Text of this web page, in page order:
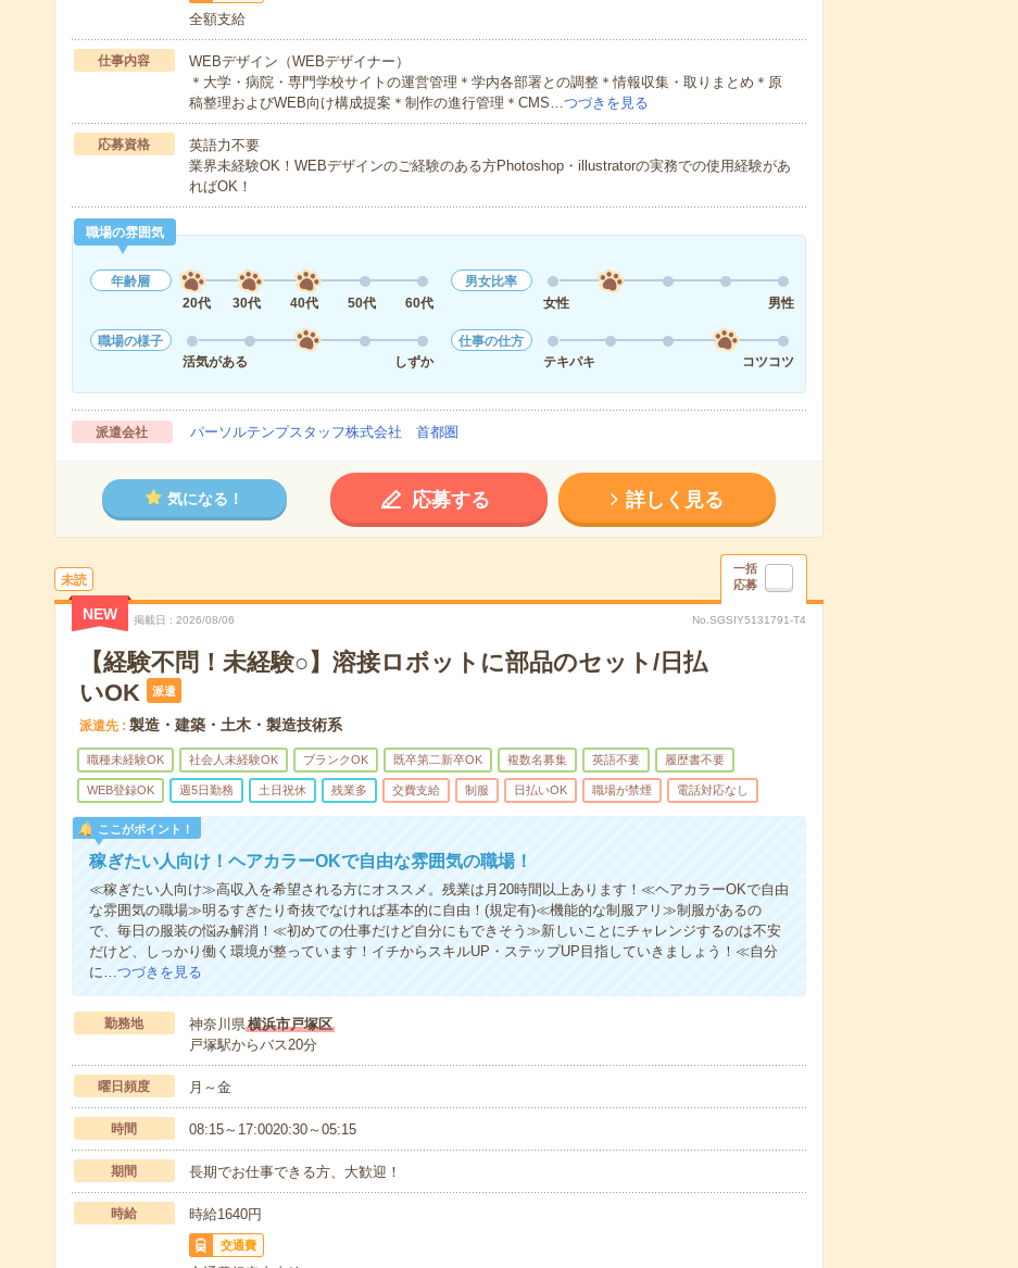
全額支給
仕事内容
WEBデザイン（WEBデザイナー）
＊大学・病院・専門学校サイトの運営管理＊学内各部署との調整＊情報収集・取りまとめ＊原
稿整理およびWEB向け構成提案＊制作の進行管理＊CMS…つづきを見る
応募資格
英語力不要
業界未経験OK！WEBデザインのご経験のある方Photoshop・illustratorの実務での使用経験があ
ればOK！
職場の雰囲気
年齢層
20代
30代 40代 50代 60代
男女比率
女性
男性
職場の様子
活気がある
しずか
仕事の仕方
テキパキ
コツコツ
派遣会社 パーソルテンプスタッフ株式会社 首都圏
気になる！ 応募する 詳しく見る
未読
一括
応募
NEW 掲載日 2026/08/06 No.SGSIY5131791-T4
【経験不問！未経験○】溶接ロボットに部品のセット/日払
いOK
派遣
派遣先 製造・建築・土木・製造技術系
職種未経験OK 社会人未経験OK ブランクOK 既卒第二新卒OK 複数名募集 英語不要 履歴書不要
WEB登録OK 週5日勤務 土日祝休 残業多 交費支給 制服 日払いOK 職場が禁煙 電話対応なし
ここがポイント！
稼ぎたい人向け！ヘアカラーOKで自由な雰囲気の職場！
≪稼ぎたい人向け≫高収入を希望される方にオススメ。残業は月20時間以上あります！≪ヘアカラーOKで自由
な雰囲気の職場≫明るすぎたり奇抜でなければ基本的に自由！(規定有)≪機能的な制服アリ≫制服があるの
で、毎日の服装の悩み解消！≪初めての仕事だけど自分にもできそう≫新しいことにチャレンジするのは不安
だけど、しっかり働く環境が整っています！イチからスキルUP・ステップUP目指していきましょう！≪自分
に…つづきを見る
勤務地 神奈川県横浜市戸塚区
戸塚駅からバス20分
曜日頻度 月～金
時間 08:15～17:0020:30～05:15
期間 長期でお仕事できる方、大歓迎！
時給 時給1640円
交通費